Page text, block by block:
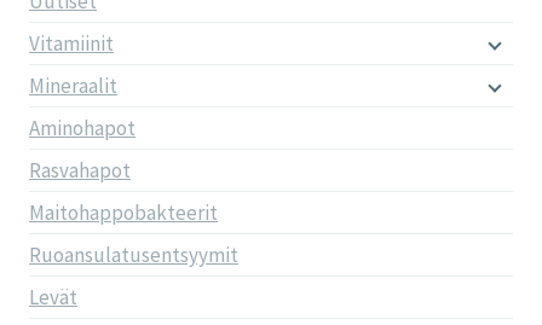
Vitamiinit
Mineraalit
Aminohapot
Rasvahapot
Maitohappobakteerit
Ruoansulatusentsyymit
Levät